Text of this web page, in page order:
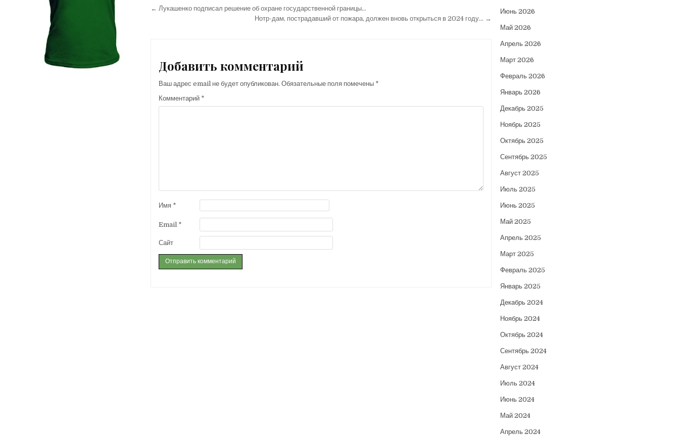
Навигация
← Лукашенко подписал решение об охране государственной границы…
Нотр-дам, пострадавший от пожара, должен вновь открыться в 2024 году… →
Добавить комментарий
Ваш адрес email не будет опубликован. Обязательные поля помечены *
Комментарий *
Имя *
Email *
Сайт
Июнь 2026
Май 2026
Апрель 2026
Март 2026
Февраль 2026
Январь 2026
Декабрь 2025
Ноябрь 2025
Октябрь 2025
Сентябрь 2025
Август 2025
Июль 2025
Июнь 2025
Май 2025
Апрель 2025
Март 2025
Февраль 2025
Январь 2025
Декабрь 2024
Ноябрь 2024
Октябрь 2024
Сентябрь 2024
Август 2024
Июль 2024
Июнь 2024
Май 2024
Апрель 2024